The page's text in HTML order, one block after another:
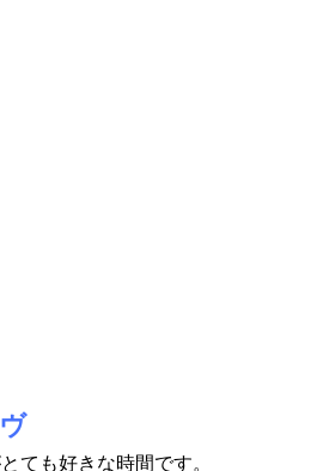
ても好きな時間です。